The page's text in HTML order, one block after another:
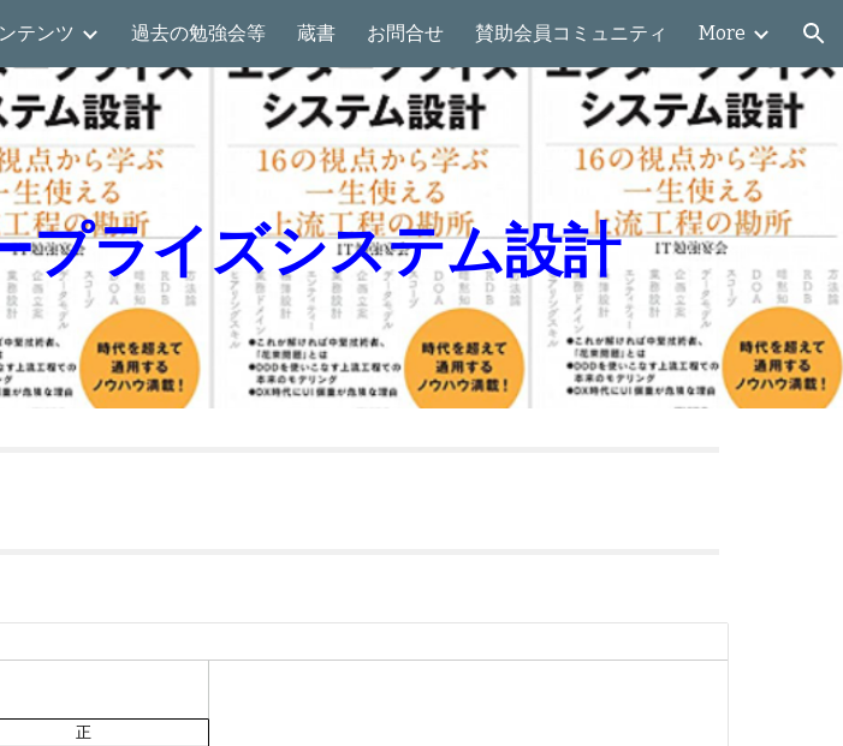
Skip to navigation
テンツ 過去の勉強会等 蔵書 お問合せ 賛助会員コミュニティ More
プライズシステム設計